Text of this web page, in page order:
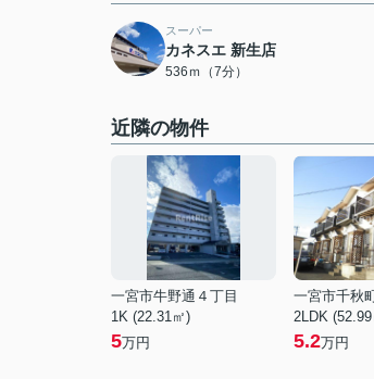
スーパー
カネスエ 新生店
536ｍ（7分）
近隣の物件
一宮市牛野通４丁目
1K (22.31㎡)
5万円
一宮市千秋
2LDK
5.2万円